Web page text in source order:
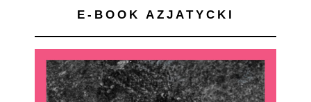
E-BOOK AZJATYCKI